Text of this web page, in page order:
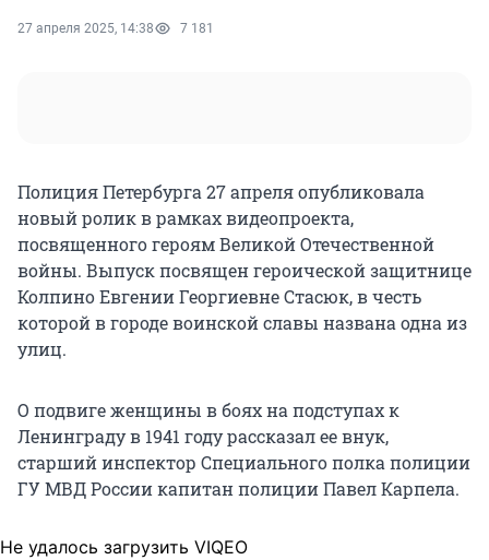
27 апреля 2025, 14:38 7 181
Полиция Петербурга 27 апреля опубликовала
новый ролик в рамках видеопроекта,
посвященного героям Великой Отечественной
войны. Выпуск посвящен героической защитнице
Колпино Евгении Георгиевне Стасюк, в честь
которой в городе воинской славы названа одна из
улиц.
О подвиге женщины в боях на подступах к
Ленинграду в 1941 году рассказал ее внук,
старший инспектор Специального полка полиции
ГУ МВД России капитан полиции Павел Карпела.
Не удалось загрузить VIQEO